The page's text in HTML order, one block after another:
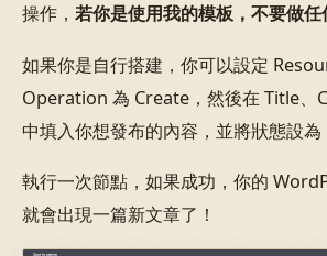
操作， 若你是使用我的模板，不要做任
如果你是自行搭建，你可以設定
Operation 為 Create，然後在 Title、
中填入你想發布的內容，並將狀態設為
執行一次節點，如果成功，你的
就會出現一篇新文章了！